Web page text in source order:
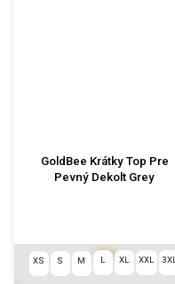
GoldBee Krátky Top Pre
Pevný Dekolt Grey
€69
XS S M L XL XXL 3XL